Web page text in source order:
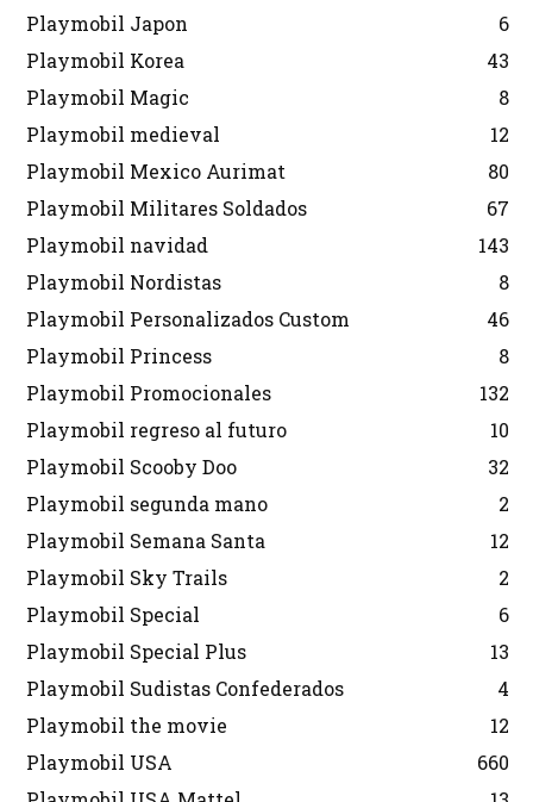
Playmobil Japon
6
Playmobil Korea
43
Playmobil Magic
8
Playmobil medieval
12
Playmobil Mexico Aurimat
80
Playmobil Militares Soldados
67
Playmobil navidad
143
Playmobil Nordistas
8
Playmobil Personalizados Custom
46
Playmobil Princess
8
Playmobil Promocionales
132
Playmobil regreso al futuro
10
Playmobil Scooby Doo
32
Playmobil segunda mano
2
Playmobil Semana Santa
12
Playmobil Sky Trails
2
Playmobil Special
6
Playmobil Special Plus
13
Playmobil Sudistas Confederados
4
Playmobil the movie
12
Playmobil USA
660